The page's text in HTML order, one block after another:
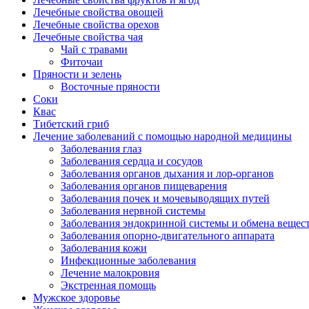
Лечебные свойства овощей
Лечебные свойства орехов
Лечебные свойства чая
Чай с травами
Фиточаи
Пряности и зелень
Восточные пряности
Соки
Квас
Тибетский гриб
Лечение заболеваний с помощью народной медицины
Заболевания глаз
Заболевания сердца и сосудов
Заболевания органов дыхания и лор-органов
Заболевания органов пищеварения
Заболевания почек и мочевыводящих путей
Заболевания нервной системы
Заболевания эндокринной системы и обмена
Заболевания опорно-двигательного аппарата
Заболевания кожи
Инфекционные заболевания
Лечение малокровия
Экстренная помощь
Мужское здоровье